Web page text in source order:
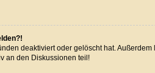
deaktiviert oder gelöscht hat.
an den Diskussionen teil!